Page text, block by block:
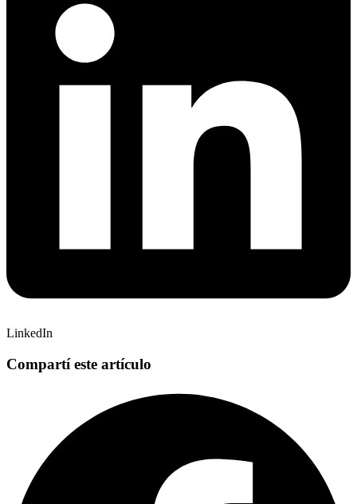
LinkedIn
Compartí este artículo